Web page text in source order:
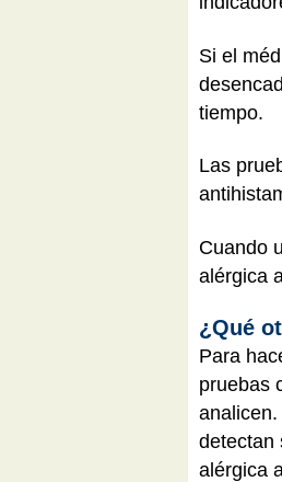
Si el
tiempo.
Las
Cuando
alérgica
¿Qué
Para
pruebas
detectan
alérgica